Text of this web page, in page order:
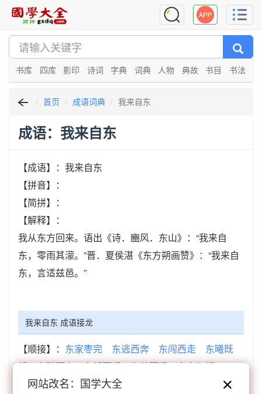
书库 四库 影印 诗词 字典 词典 人物 典故 书目 书法
首页 成语词典 我来自东
成语：我来自东
【成语】：我来自东
【拼音】：
【简拼】：
【解释】：
我从东方回来。语出《诗．豳风．东山》：“我来自
东，零雨其濛。”晋．夏侯湛《东方朔画赞》：“我来自
东，言适兹邑。”
我来自东 成语接龙
【顺接】： 东家枣完 东逃西奔 东闯西走
东曦既
驾
东曦既上 东望西观 东差西误
东山复起
【顺接】：丁宽易东 鹤到辽东
斗柄指
网站改名：国学大全